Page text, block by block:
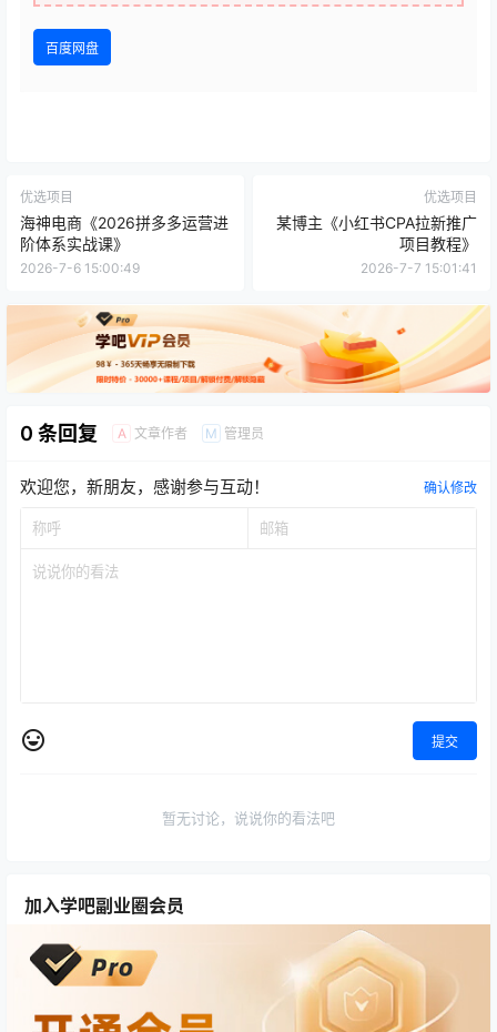
百度网盘
优选项目
海神电商《2026拼多多运营进
阶体系实战课》
2026-7-6 15:00:49
优选项目
某博主《小红书CPA拉新推广
项目教程》
2026-7-7 15:01:41
0 条回复 A 文章作者 M 管理员
欢迎您，新朋友，感谢参与互动！ 确认修改
提交
暂无讨论，说说你的看法吧
加入学吧副业圈会员